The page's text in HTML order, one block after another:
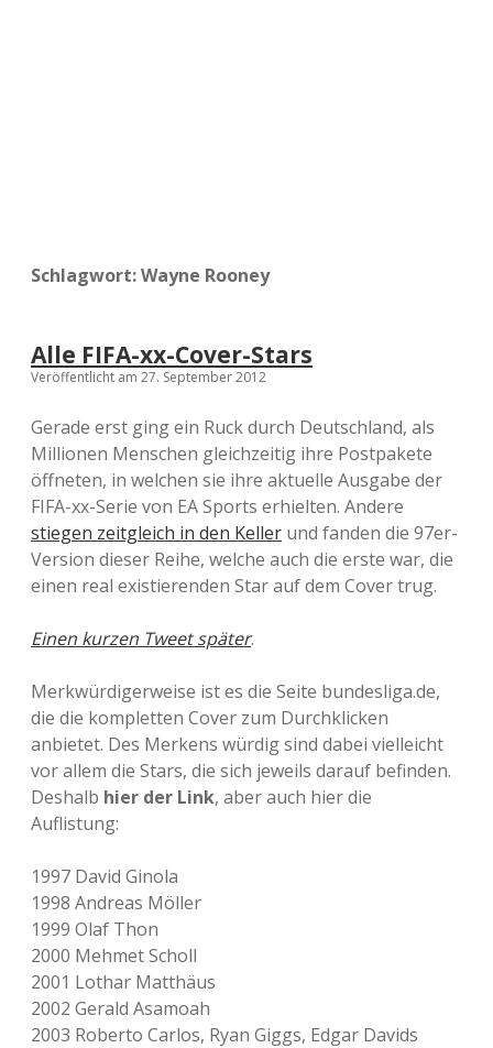
Schlagwort:Wayne Rooney
Alle FIFA-xx-Cover-Stars
Veröffentlicht am 27. September 2012
Gerade erst ging ein Ruck durch Deutschland, als
Millionen Menschen gleichzeitig ihre Postpakete
öffneten, in welchen sie ihre aktuelle Ausgabe der
FIFA-xx-Serie von EA Sports erhielten. Andere
stiegen zeitgleich in den Keller und fanden die 97er-
Version dieser Reihe, welche auch die erste war, die
einen real existierenden Star auf dem Cover trug.
Einen kurzen Tweet später.
Merkwürdigerweise ist es die Seite bundesliga.de,
die die kompletten Cover zum Durchklicken
anbietet. Des Merkens würdig sind dabei vielleicht
vor allem die Stars, die sich jeweils darauf befinden.
Deshalb hier der Link, aber auch hier die
Auflistung:
1997 David Ginola
1998 Andreas Möller
1999 Olaf Thon
2000 Mehmet Scholl
2001 Lothar Matthäus
2002 Gerald Asamoah
2003 Roberto Carlos, Ryan Giggs, Edgar Davids